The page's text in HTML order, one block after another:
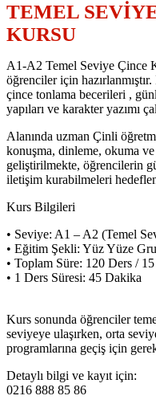
TEMEL
KURSU
A1-A2 Temel Seviye Çince
öğrenciler için
çince tonlama becerileri ,
yapıları ve karakter yazımı
Alanında uzman Çinli
konuşma, dinleme, okuma
geliştirilmekte, öğrencilerin
iletişim kurabilmeleri
Kurs Bilgileri
• Seviye: A1 – A2 (Temel
• Eğitim Şekli: Yüz Yüze
• Toplam Süre: 120 Ders /
• 1 Ders Süresi: 45 Dakika
Kurs sonunda öğrenciler
seviyeye ulaşırken, orta
programlarına geçiş için
Detaylı bilgi ve kayıt için:
0216 888 85 86